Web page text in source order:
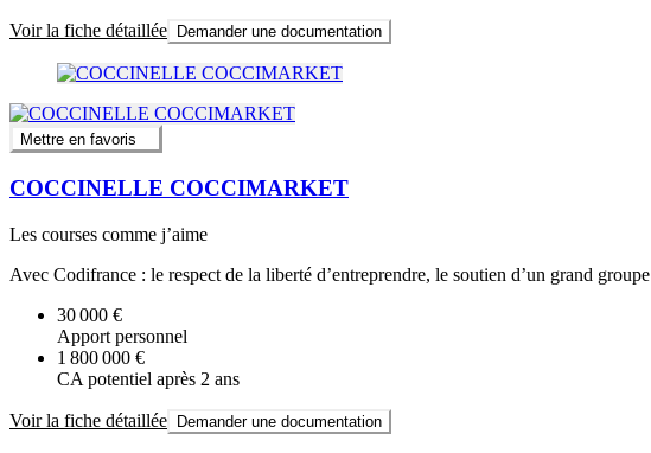
Voir la fiche détaillée Demander une documentation
Mettre en favoris
COCCINELLE COCCIMARKET
Les courses comme j’aime
Avec Codifrance : le respect de la liberté d’entreprendre, le soutien d’un grand groupe
30 000 €
Apport personnel
1 800 000 €
CA potentiel après 2 ans
Voir la fiche détaillée Demander une documentation